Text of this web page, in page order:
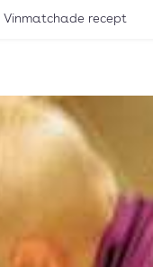
Vinmatchade recept